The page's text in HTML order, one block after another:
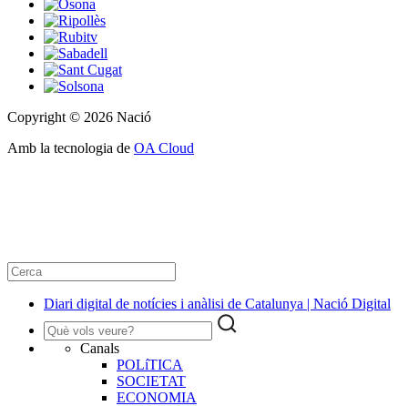
Copyright © 2026 Nació
Amb la tecnologia de OA Cloud
Diari digital de notícies i anàlisi de Catalunya | Nació Digital
Canals
POLíTICA
SOCIETAT
ECONOMIA